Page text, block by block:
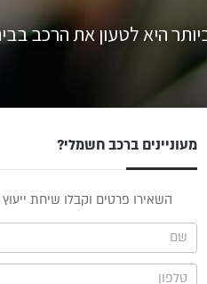
היא לטעון את הרכב
מעוניינים ברכב חשמלי?
השאירו פרטים וקבלו שיחת